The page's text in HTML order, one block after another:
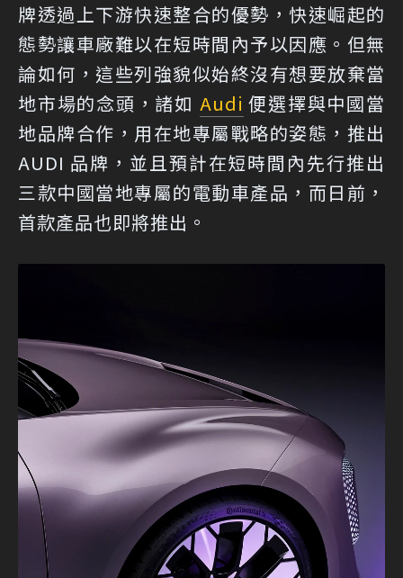
牌透過上下游快速整合的優勢，快速崛起的
態勢讓車廠難以在短時間內予以因應。但無
論如何，這些列強貌似始終沒有想要放棄當
地市場的念頭，諸如 Audi 便選擇與中國當
地品牌合作，用在地專屬戰略的姿態，推出
AUDI 品牌，並且預計在短時間內先行推出
三款中國當地專屬的電動車產品，而日前，
首款產品也即將推出。